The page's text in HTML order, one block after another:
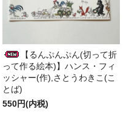
【るんぷんぷん(切って折
って作る絵本)】ハンス・フィ
ッシャー(作),さとうわきこ(こ
とば)
550円(内税)